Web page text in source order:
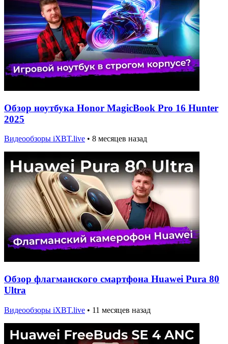
Обзор ноутбука Honor MagicBook Pro 16 Hunter
2025
Видеообзоры iXBT.live • 8 месяцев назад
Обзор флагманского смартфона Huawei Pura 80
Ultra
Видеообзоры iXBT.live • 11 месяцев назад